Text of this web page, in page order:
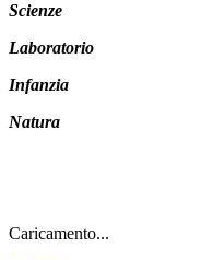
Scienze
Laboratorio
Infanzia
Natura
Caricamento...